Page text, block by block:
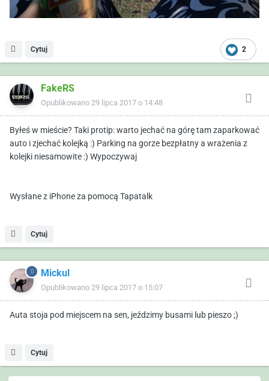
2
Cytuj
FakeRS
Opublikowano 29 lipca 2017 o 14:48
Byłeś w mieście? Taki protip: warto jechać na górę tam zaparkować
auto i zjechać kolejką :) Parking na gorze bezpłatny a wrażenia z
kolejki niesamowite :) Wypoczywaj
Wysłane z iPhone za pomocą Tapatalk
Cytuj
Mickul
Opublikowano 29 lipca 2017 o 15:07
Auta stoja pod miejscem na sen, jeździmy busami lub pieszo ;)
Cytuj